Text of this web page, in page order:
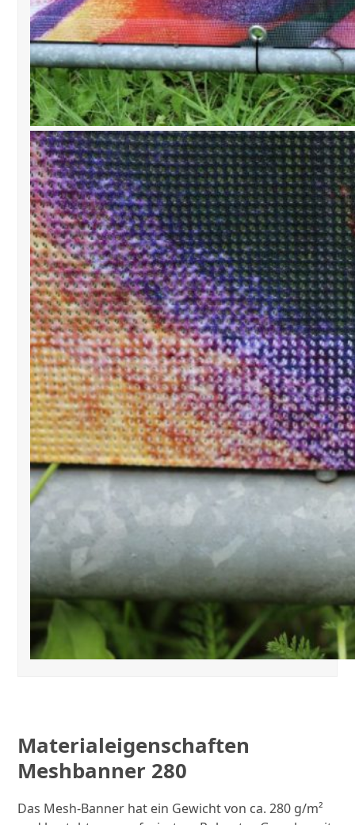
Materialeigenschaften
Meshbanner 280
Das Mesh-Banner hat ein Gewicht von ca. 280 g/m²